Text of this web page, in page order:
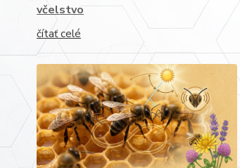
včelstvo
čítať celé